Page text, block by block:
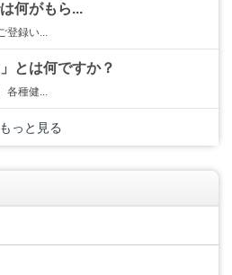
何がもら...
登録い...
とは何ですか？
各種健...
もっと見る